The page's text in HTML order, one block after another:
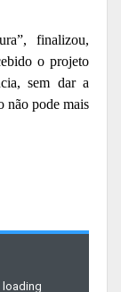
finalizou,
o projeto
sem dar a
não pode mais